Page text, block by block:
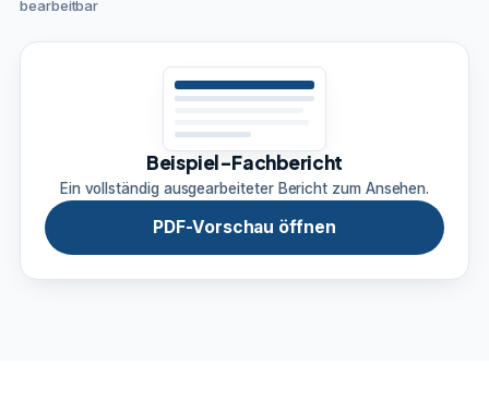
bearbeitbar
Beispiel-Fachbericht
Ein vollständig ausgearbeiteter Bericht zum Ansehen.
PDF-Vorschau öffnen